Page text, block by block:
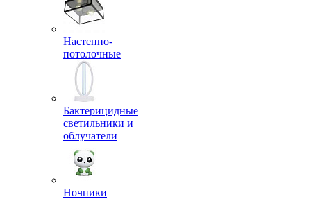
Настенно-
потолочные
Бактерицидные
светильники и
облучатели
Ночники